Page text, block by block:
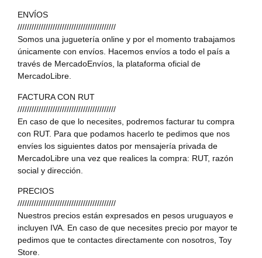
ENVÍOS
//////////////////////////////////////////
Somos una juguetería online y por el momento trabajamos
únicamente con envíos. Hacemos envíos a todo el país a
través de MercadoEnvíos, la plataforma oficial de
MercadoLibre.
FACTURA CON RUT
//////////////////////////////////////////
En caso de que lo necesites, podremos facturar tu compra
con RUT. Para que podamos hacerlo te pedimos que nos
envíes los siguientes datos por mensajería privada de
MercadoLibre una vez que realices la compra: RUT, razón
social y dirección.
PRECIOS
//////////////////////////////////////////
Nuestros precios están expresados en pesos uruguayos e
incluyen IVA. En caso de que necesites precio por mayor te
pedimos que te contactes directamente con nosotros, Toy
Store.